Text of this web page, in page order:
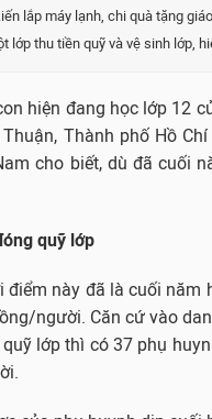
lắp máy lạnh, chi quà tặng
lớp thu tiền quỹ và vệ sinh lớp,
hiện đang học lớp 12
Thành phố Hồ
cho biết, dù đã cuối
quỹ lớp
này đã là cuối năm
người. Căn cứ vào
lớp thì có 37 phụ